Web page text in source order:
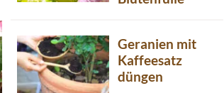
Geranien mit
Kaffeesatz
düngen